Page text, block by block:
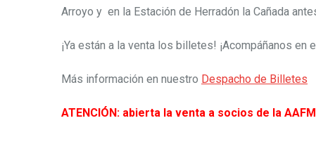
Arroyo y en la Estación de Herradón la Cañada
¡Ya están a la venta los billetes! ¡Acompáñanos en
Más información en nuestro Despacho de Billetes
ATENCIÓN: abierta la venta a socios de la